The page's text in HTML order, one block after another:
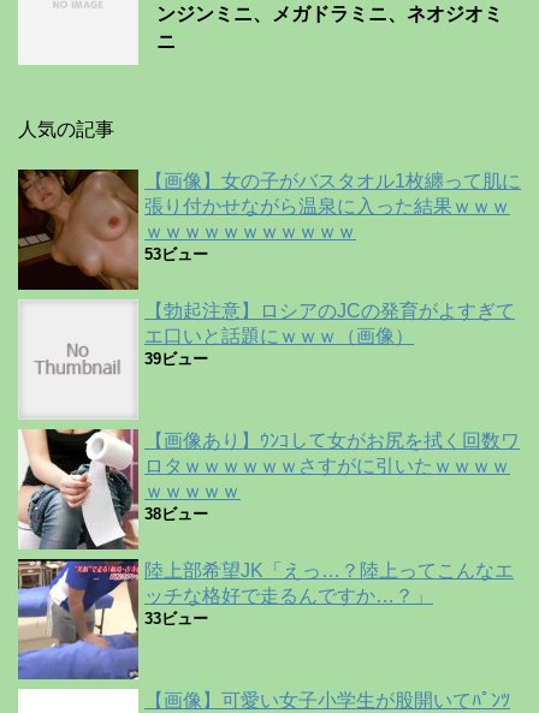
ンジンミニ、メガドラミニ、ネオジオミ
ニ
人気の記事
【画像】女の子がバスタオル1枚纏って肌に
張り付かせながら温泉に入った結果ｗｗｗ
ｗｗｗｗｗｗｗｗｗｗｗ
53ビュー
【勃起注意】ロシアのJCの発育がよすぎて
エ口いと話題にｗｗｗ（画像）
39ビュー
【画像あり】ｳﾝｺして女がお尻を拭く回数ワ
ロタｗｗｗｗｗｗさすがに引いたｗｗｗｗ
ｗｗｗｗｗ
38ビュー
陸上部希望JK「えっ…？陸上ってこんなエ
ッチな格好で走るんですか…？」
33ビュー
【画像】可愛い女子小学生が股開いてﾊﾟﾝﾂ